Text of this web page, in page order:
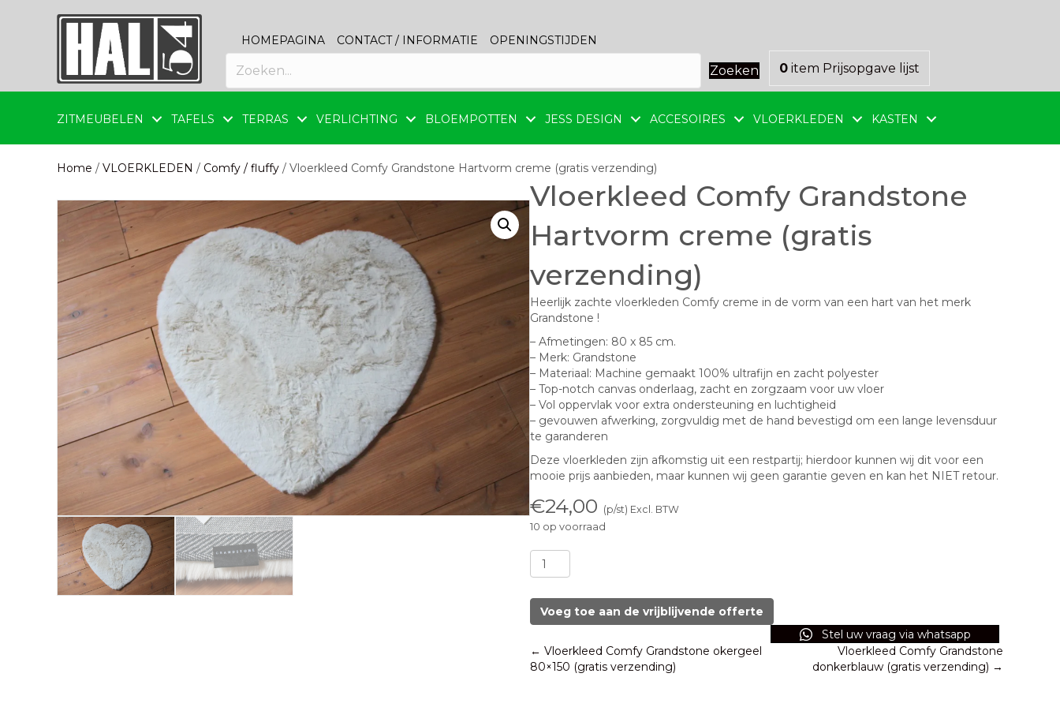
HOMEPAGINA CONTACT / INFORMATIE OPENINGSTIJDEN
Zoeken 0 item Prijsopgave lijst
ZITMEUBELEN TAFELS TERRAS VERLICHTING BLOEMPOTTEN JESS DESIGN ACCESOIRES VLOERKLEDEN KASTEN
Home / VLOERKLEDEN / Comfy / fluffy / Vloerkleed Comfy Grandstone Hartvorm creme (gratis verzending)
Vloerkleed Comfy Grandstone
Hartvorm creme (gratis
verzending)
Heerlijk zachte vloerkleden Comfy creme in de vorm van een hart van het merk
Grandstone !
– Afmetingen: 80 x 85 cm.
– Merk: Grandstone
– Materiaal: Machine gemaakt 100% ultrafijn en zacht polyester
– Top-notch canvas onderlaag, zacht en zorgzaam voor uw vloer
– Vol oppervlak voor extra ondersteuning en luchtigheid
– gevouwen afwerking, zorgvuldig met de hand bevestigd om een lange levensduur
te garanderen
Deze vloerkleden zijn afkomstig uit een restpartij; hierdoor kunnen wij dit voor een
mooie prijs aanbieden, maar kunnen wij geen garantie geven en kan het NIET retour.
€24,00 (p/st) Excl. BTW
10 op voorraad
Vloerkleed
Comfy
Hartvorm
creme
verzending)
aantal
Voeg toe aan de vrijblijvende offerte
Stel uw vraag via whatsapp
Posts
← Vloerkleed Comfy Grandstone okergeel
80×150 (gratis verzending)
Vloerkleed Comfy Grandstone
donkerblauw (gratis verzending) →